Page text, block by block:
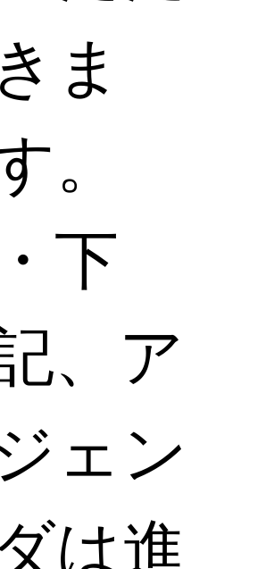
きま
。
・下
、ア
ェン
は進